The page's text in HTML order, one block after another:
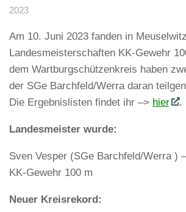
2023
Am 10. Juni 2023 fanden in
Landesmeisterschaften KK-Gewehr
dem Wartburgschützenkreis haben
der SGe Barchfeld/Werra daran
Die Ergebnislisten findet ihr –> hier .
Landesmeister wurde:
Sven Vesper (SGe Barchfeld/Werra )
KK-Gewehr 100 m
Neuer Kreisrekord: